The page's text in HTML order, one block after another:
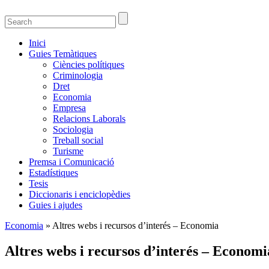
Guies temàtiques de la Biblioteca de
Guies temàtiques de Ciencies Socials, Jurídiques i econòmiques
Inici
Guies Temàtiques
Ciències polítiques
Criminologia
Dret
Economia
Empresa
Relacions Laborals
Sociologia
Treball social
Turisme
Premsa i Comunicació
Estadístiques
Tesis
Diccionaris i enciclopèdies
Guies i ajudes
Economia » Altres webs i recursos d’interés – Economia
Altres webs i recursos d’interés –